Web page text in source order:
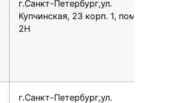
г.Санкт-Петербург,ул.
Купчинская, 23 корп. 1, пом.
2Н
г.Санкт-Петербург,ул.